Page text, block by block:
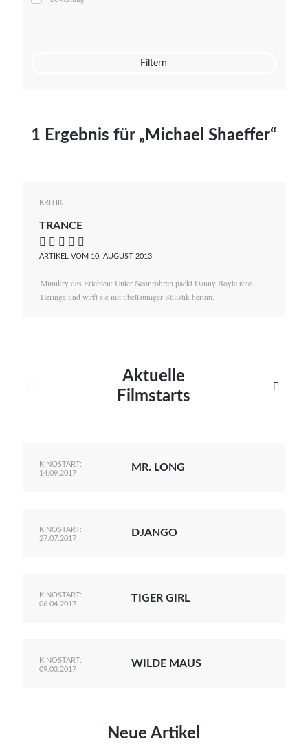
Mato von Vogelstein
Filtern
1 Ergebnis für „Michael Shaeffer“
KRITIK
TRANCE
    
ARTIKEL VOM 10. AUGUST 2013
Mimikry des Erlebten: Unter Neonröhren packt Danny Boyle rote
Heringe und wirft sie mit übellauniger Stilistik herum.
Aktuelle
Filmstarts

KINOSTART:
14.09.2017
MR. LONG
KINOSTART:
27.07.2017
DJANGO
KINOSTART:
06.04.2017
TIGER GIRL
KINOSTART:
09.03.2017
WILDE MAUS
Neue Artikel